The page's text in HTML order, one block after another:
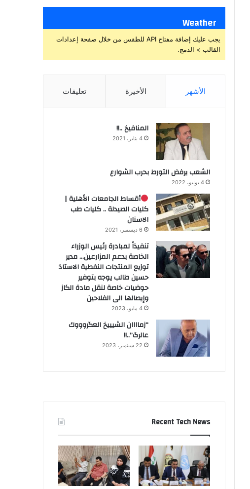
Weather
يجب عليك إضافة مفتاح API للطقس من خلال صفحة إعدادات
القالب > الدمج.
الأشهر الأخيرة تعليقات
المنافيخ ..!!
4 يناير، 2021
الشعب يرفض التورط بحرب الشوارع
4 يونيو، 2022
أقساط الجامعات الأهلية |
كليات الصيدلة .. كليات طب
الاسنان
6 ديسمبر، 2021
تنفيذاً لمبادرة رئيس الوزراء
الخاصة بدعم المزارعين… مدير
توزيع المنتجات النفطية الاستاذ
حسين طالب يوجه بتوفير
حوضيات خاصة لنقل مادة الكاز
وإيصالها الى الفلاحين
4 مايو، 2023
“زماااان الشيييخ العگروووك
عالرگ”..!!
22 سبتمبر، 2023
Recent Tech News